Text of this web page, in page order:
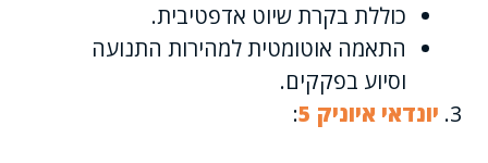
כוללת בקרת שיוט אדפטיבית.
התאמה אוטומטית למהירות התנועה
וסיוע בפקקים.
יונדאי איוניק 5
: